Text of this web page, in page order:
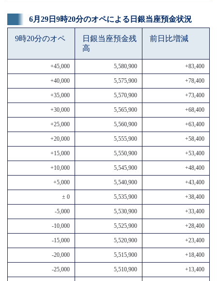
6月29日9時20分のオペによる日銀当座預金状況
9時20分のオペ
日銀当座預金残
高
前日比増減
+45,000 5,580,900 +83,400
+40,000 5,575,900 +78,400
+35,000 5,570,900 +73,400
+30,000 5,565,900 +68,400
+25,000 5,560,900 +63,400
+20,000 5,555,900 +58,400
+15,000 5,550,900 +53,400
+10,000 5,545,900 +48,400
+5,000 5,540,900 +43,400
± 0 5,535,900 +38,400
-5,000 5,530,900 +33,400
-10,000 5,525,900 +28,400
-15,000 5,520,900 +23,400
-20,000 5,515,900 +18,400
-25,000 5,510,900 +13,400